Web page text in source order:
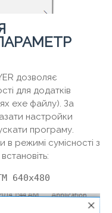
ПАРАМЕТР
дозволяє
для додатків
exe файлу). За
настройки
програму.
режимі сумісності з
640x480